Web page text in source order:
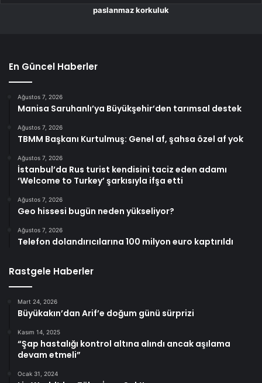
paslanmaz korkuluk
En Güncel Haberler
Ağustos 7, 2026
Manisa Saruhanlı’ya Büyükşehir’den tarımsal destek
Ağustos 7, 2026
TBMM Başkanı Kurtulmuş: Genel af, şahsa özel af yok
Ağustos 7, 2026
İstanbul’da Rus turist kendisini taciz eden adamı
‘Welcome to Turkey’ şarkısıyla ifşa etti
Ağustos 7, 2026
Geo hissesi bugün neden yükseliyor?
Ağustos 7, 2026
Telefon dolandırıcılarına 100 milyon euro kaptırıldı
Rastgele Haberler
Mart 24, 2026
Büyükakın’dan Arif’e doğum günü sürprizi
Kasım 14, 2025
“Şap hastalığı kontrol altına alındı ancak aşılama
devam etmeli”
Ocak 31, 2024